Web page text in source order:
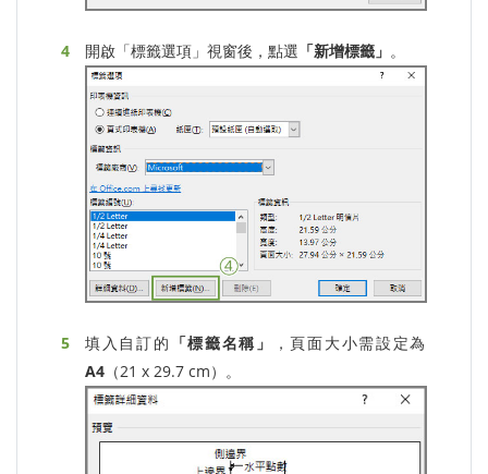
開啟「標籤選項」視窗後，點選 「新增標籤」 。
填入自訂的 「標籤名稱」
，頁面大小需設定為
A4 （21 x 29.7 cm）。